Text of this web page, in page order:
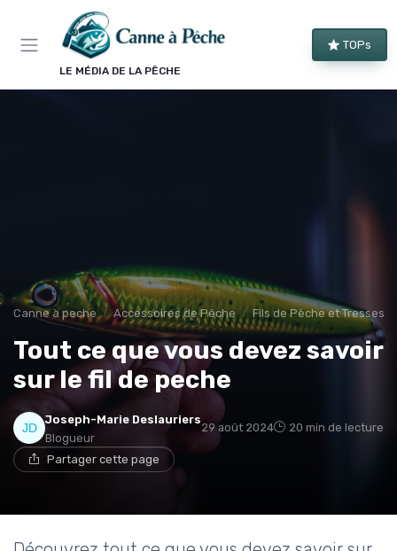
LE MÉDIA DE LA PÊCHE
TOPs
Canne à peche Accessoires de Pêche Fils de Pêche et Tresses
Tout ce que vous devez savoir
sur le fil de peche
Joseph-Marie Deslauriers
Blogueur
29 août 2024 20 min de lecture
Partager cette page
Panneau de gestion des cookies